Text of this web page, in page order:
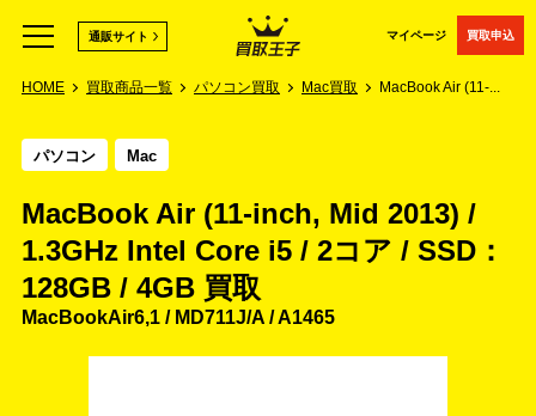
マイページ 買取申込
通販サイト
HOME 買取商品一覧 パソコン買取 Mac買取 MacBook Air (11-...
パソコン Mac
MacBook Air (11-inch, Mid 2013) /
1.3GHz Intel Core i5 / 2コア / SSD：
128GB / 4GB 買取
MacBookAir6,1 / MD711J/A / A1465